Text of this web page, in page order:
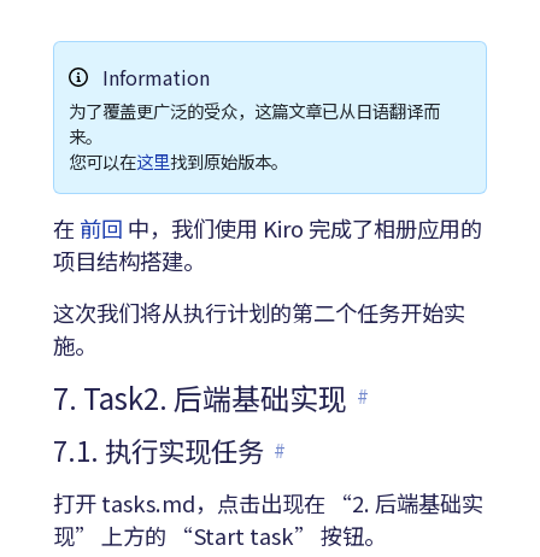
Information
为了覆盖更广泛的受众，这篇文章已从日语翻译而
来。
您可以在这里找到原始版本。
在前回 中，我们使用 Kiro 完成了相册应用的
项目结构搭建。
这次我们将从执行计划的第二个任务开始实
施。
7. Task2. 后端基础实现 #
7.1. 执行实现任务 #
打开 tasks.md，点击出现在 “2. 后端基础实
现” 上方的 “Start task” 按钮。